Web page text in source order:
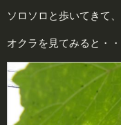
ソロソロと歩いてきて
オクラを見てみると・・